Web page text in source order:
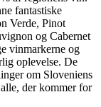
fantastiske
Verde, Pinot
og Cabernet
vinmarkerne og
oplevelse. De
om Sloveniens
der kommer for